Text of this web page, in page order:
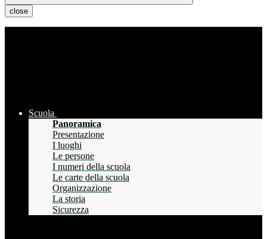
close
Scuola
Panoramica
Presentazione
I luoghi
Le persone
I numeri della scuola
Le carte della scuola
Organizzazione
La storia
Sicurezza